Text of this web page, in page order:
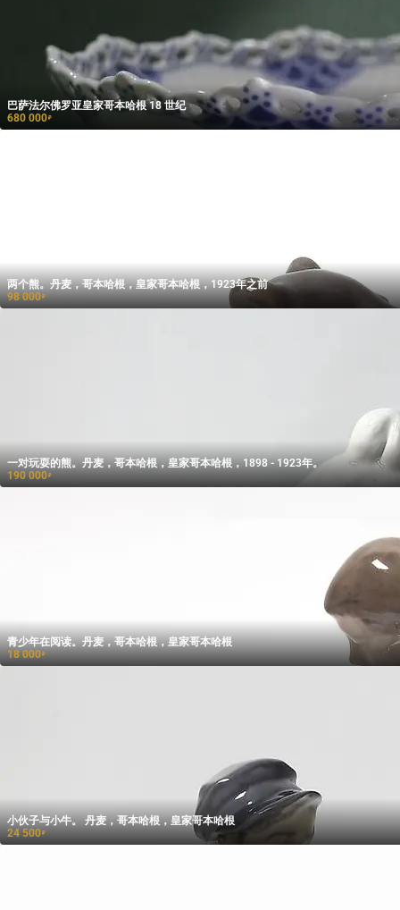
巴萨法尔佛罗亚皇家哥本哈根 18 世纪
680 000₽
两个熊。丹麦，哥本哈根，皇家哥本哈根，1923年之前
98 000₽
一对玩耍的熊。丹麦，哥本哈根，皇家哥本哈根，1898 - 1923年。
190 000₽
青少年在阅读。丹麦，哥本哈根，皇家哥本哈根
18 000₽
小伙子与小牛。 丹麦，哥本哈根，皇家哥本哈根
24 500₽